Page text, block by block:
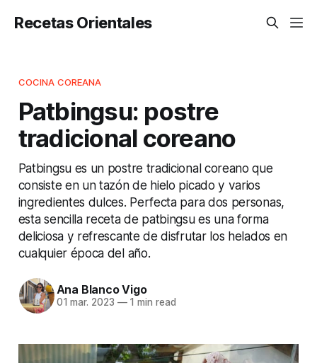
Recetas Orientales
COCINA COREANA
Patbingsu: postre
tradicional coreano
Patbingsu es un postre tradicional coreano que
consiste en un tazón de hielo picado y varios
ingredientes dulces. Perfecta para dos personas,
esta sencilla receta de patbingsu es una forma
deliciosa y refrescante de disfrutar los helados en
cualquier época del año.
Ana Blanco Vigo
01 mar. 2023 —1 min read